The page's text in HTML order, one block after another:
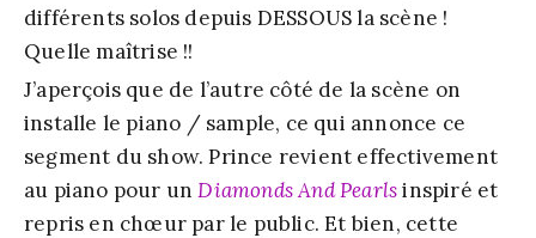
différents solos depuis DESSOUS la scène !
Quelle maîtrise !!
J’aperçois que de l’autre côté de la scène on
installe le piano / sample, ce qui annonce ce
segment du show. Prince revient effectivement
au piano pour unDiamonds And Pearlsinspiré et
repris en chœur par le public. Et bien, cette